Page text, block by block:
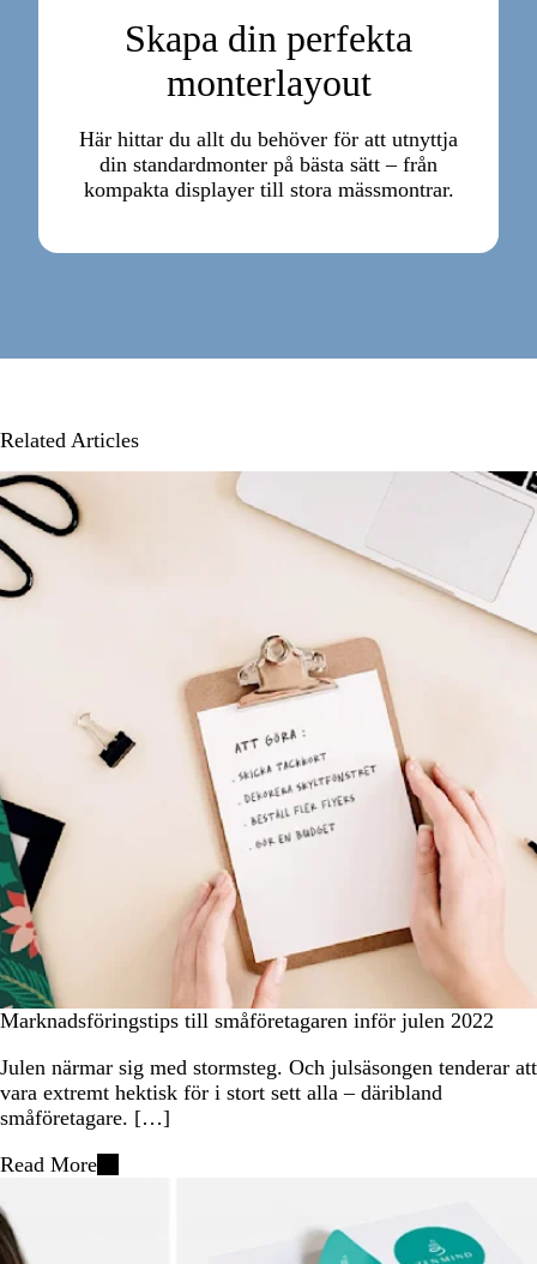
Skapa din perfekta
monterlayout
Här hittar du allt du behöver för att utnyttja
din standardmonter på bästa sätt – från
kompakta displayer till stora mässmontrar.
Related Articles
Marknadsföringstips till småföretagaren inför julen 2022
Julen närmar sig med stormsteg. Och julsäsongen tenderar att
vara extremt hektisk för i stort sett alla – däribland
småföretagare. […]
Read More